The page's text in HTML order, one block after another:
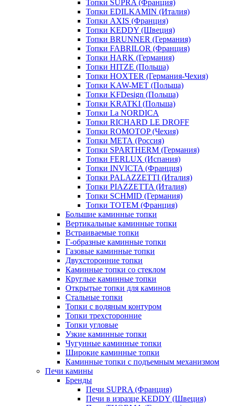
Топки SUPRA (Франция)
Топки EDILKAMIN (Италия)
Топки AXIS (Франция)
Топки KEDDY (Швеция)
Топки BRUNNER (Германия)
Топки FABRILOR (Франция)
Топки HARK (Германия)
Топки HITZE (Польша)
Топки HOXTER (Германия-Чехия)
Топки KAW-MET (Польша)
Топки KFDesign (Польша)
Топки KRATKI (Польша)
Топки La NORDICA
Топки RICHARD LE DROFF
Топки ROMOTOP (Чехия)
Топки МЕТА (Россия)
Топки SPARTHERM (Германия)
Топки FERLUX (Испания)
Топки INVICTA (Франция)
Топки PALAZZETTI (Италия)
Топки PIAZZETTA (Италия)
Топки SCHMID (Германия)
Топки TOTEM (Франция)
Большие каминные топки
Вертикальные каминные топки
Встраиваемые топки
Г-образные каминные топки
Газовые каминные топки
Двухсторонние топки
Каминные топки со стеклом
Круглые каминные топки
Открытые топки для каминов
Стальные топки
Топки с водяным контуром
Топки трехсторонние
Топки угловые
Узкие каминные топки
Чугунные каминные топки
Широкие каминные топки
Каминные топки с подъемным механизмом
Печи камины
Бренды
Печи SUPRA (Франция)
Печи в изразце KEDDY (Швеция)